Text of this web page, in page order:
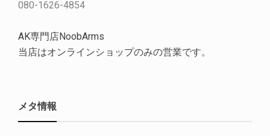
080-1626-4854
AK専門店NoobArms
当店はオンラインショップのみの営業です。
メタ情報